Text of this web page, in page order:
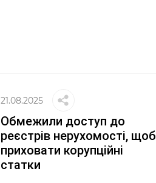
21.08.2025
Обмежили доступ до
реєстрів нерухомості, щоб
приховати корупційні
статки